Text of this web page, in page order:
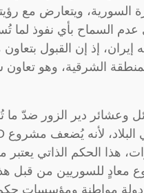
السورية، ويتعارض مع
عدم السماح بأي نفوذ لما
إيران، إذ إن القبول
الشرقية، وهو تعاون
وعشائر دير الزور ضدّ
هذا الحكم الذاتي يعتبر
للسوريين من قبل
دولة مواطنة ومؤسسات